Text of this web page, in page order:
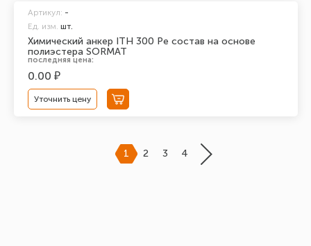
Химический анкер ITH 300 Pe состав на основе
полиэстера SORMAT
Артикул: -
Ед. изм. шт.
последняя цена:
0.00 ₽
Уточнить цену
1 2 3 4